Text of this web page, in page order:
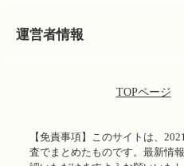
運営者情報
TOPページ
【免責事項】
このサイトは、
査でまとめたものです。最新情